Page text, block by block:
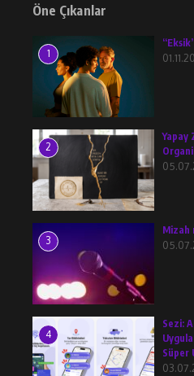
Öne Çıkanlar
1
2
Yapay
3
Mizah
4
Sezi:
Süper